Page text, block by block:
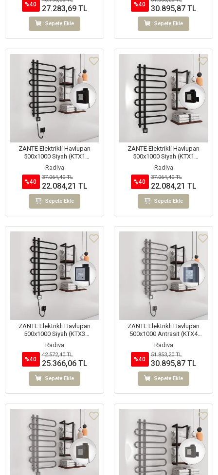
%40 27.283,69 TL
Sepete Ekle
%40 30.895,87 TL
Sepete Ekle
ZANTE Elektrikli Havlupan
500x1000 Siyah (KTX1
Termostat) 300W Spiral Kablolu
Radiva
%40
37.064,40 TL
22.084,21 TL
Sepete Ekle
ZANTE Elektrikli Havlupan
500x1000 Siyah (KTX1
Termostat) 300W
Radiva
%40
37.064,40 TL
22.084,21 TL
Sepete Ekle
ZANTE Elektrikli Havlupan
500x1000 Siyah (KTX3
Termostat) 300W Spiral Kablolu
Radiva
%40
42.572,40 TL
25.366,06 TL
Sepete Ekle
ZANTE Elektrikli Havlupan
500x1000 Antrasit (KTX4
Termostat) 300W Spiral Kablolu
Radiva
%40
51.853,20 TL
30.895,87 TL
Sepete Ekle